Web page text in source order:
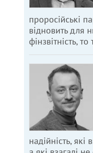
проросійські
відновить для
фінзвітність,
надійність,